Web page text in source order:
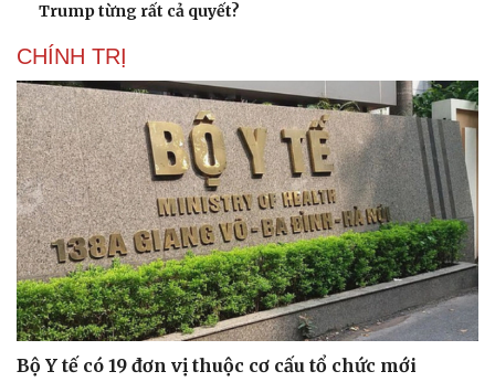
Trump từng rất cả quyết?
CHÍNH TRỊ
Bộ Y tế có 19 đơn vị thuộc cơ cấu tổ chức mới